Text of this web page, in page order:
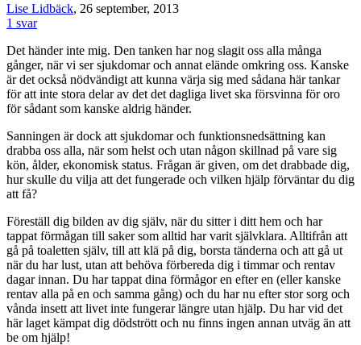
Lise Lidbäck, 26 september, 2013
1 svar
Det händer inte mig. Den tanken har nog slagit oss alla många
gånger, när vi ser sjukdomar och annat elände omkring oss. Kanske
är det också nödvändigt att kunna värja sig med sådana här tankar
för att inte stora delar av det det dagliga livet ska försvinna för oro
för sådant som kanske aldrig händer.
Sanningen är dock att sjukdomar och funktionsnedsättning kan
drabba oss alla, när som helst och utan någon skillnad på vare sig
kön, ålder, ekonomisk status. Frågan är given, om det drabbade dig,
hur skulle du vilja att det fungerade och vilken hjälp förväntar du dig
att få?
Föreställ dig bilden av dig själv, när du sitter i ditt hem och har
tappat förmågan till saker som alltid har varit självklara. Alltifrån att
gå på toaletten själv, till att klä på dig, borsta tänderna och att gå ut
när du har lust, utan att behöva förbereda dig i timmar och rentav
dagar innan. Du har tappat dina förmågor en efter en (eller kanske
rentav alla på en och samma gång) och du har nu efter stor sorg och
vånda insett att livet inte fungerar längre utan hjälp. Du har vid det
här laget kämpat dig dödstrött och nu finns ingen annan utväg än att
be om hjälp!